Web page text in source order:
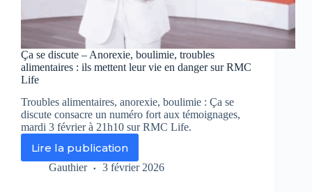
Ça se discute – Anorexie, boulimie, troubles
alimentaires : ils mettent leur vie en danger sur RMC
Life
Troubles alimentaires, anorexie, boulimie : Ça se
discute consacre un numéro fort aux témoignages,
mardi 3 février à 21h10 sur RMC Life.
Lire la publication
Ça
se
Gauthier 3 février 2026